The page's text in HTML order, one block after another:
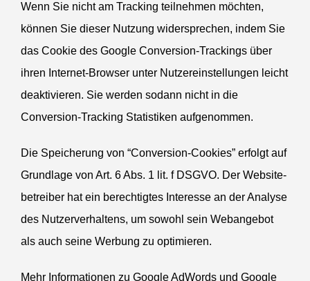
Wenn Sie nicht am Tracking teilnehmen möchten,
können Sie dieser Nutzung wider­sprechen, indem Sie
das Cookie des Google Conversion-Trackings über
ihren Internet-Browser unter Nutzer­ein­stel­lungen leicht
deakti­vieren. Sie werden sodann nicht in die
Conversion-Tracking Statis­tiken aufgenommen.
Die Speicherung von “Conversion-Cookies” erfolgt auf
Grundlage von Art. 6 Abs. 1 lit. f DSGVO. Der Website­
be­treiber hat ein berech­tigtes Interesse an der Analyse
des Nutzer­ver­haltens, um sowohl sein Weban­gebot
als auch seine Werbung zu optimieren.
Mehr Infor­ma­tionen zu Google AdWords und Google